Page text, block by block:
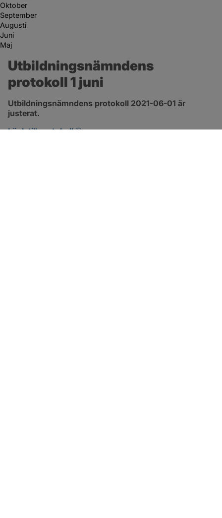
Oktober
September
Augusti
Juni
Maj
Utbildningsnämndens
protokoll 1 juni
Utbildningsnämndens protokoll 2021-06-01 är
justerat.
Länk till protokoll
pdf, 1.3 MB, öppnas i nytt fönster.